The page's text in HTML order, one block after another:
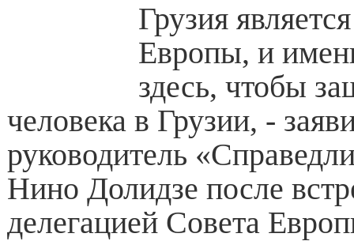
Грузия
Европы, и
здесь, чтобы
человека в Грузии, -
руководитель
Нино Долидзе после
делегацией Совета